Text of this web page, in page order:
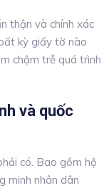
thận và chính xác
kỳ giấy tờ nào
chậm trễ quá trình
và quốc
có. Bao gồm hộ
minh nhân dân